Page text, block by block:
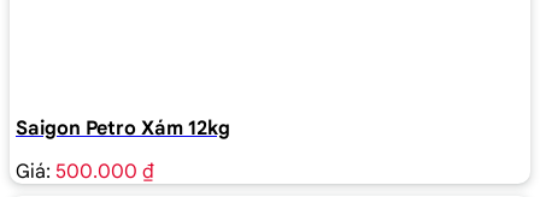
Saigon Petro Xám 12kg
Giá: 500.000 ₫